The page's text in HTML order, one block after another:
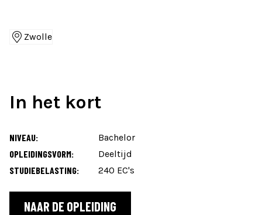
Zwolle
In het kort
NIVEAU:
Bachelor
OPLEIDINGSVORM:
Deeltijd
STUDIEBELASTING:
240 EC's
NAAR DE OPLEIDING